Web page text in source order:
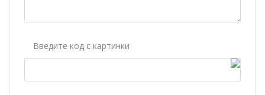
Введите код с картинки